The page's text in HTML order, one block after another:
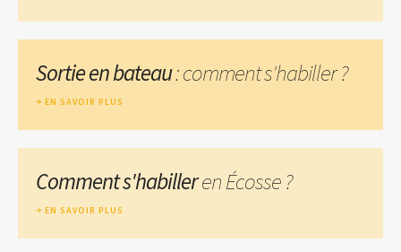
Sortie en bateau: comment s'habiller ?
EN SAVOIR PLUS
Comment s'habilleren Écosse ?
EN SAVOIR PLUS